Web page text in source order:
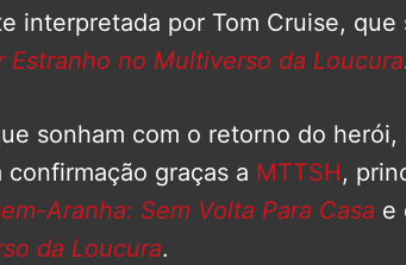
interpretada por Tom Cruise, que
Estranho no Multiverso da Loucura
sonham com o retorno do herói,
graças a MTTSH,
Aranha: Sem Volta Para Casa e
da Loucura.